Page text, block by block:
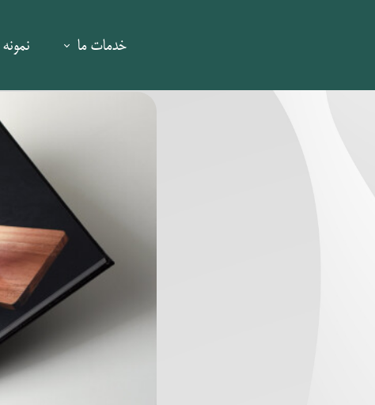
خدمات ما
برندینگ و
پکیج ویژه سمینار
طراحی و تولید
عکاسی تبلیغاتی
فیلم تبلیغاتی |
طراحی هویت
طراحی کتابچه
روتوسکوپی
ترجمه